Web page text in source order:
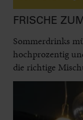
FRISCHE
Sommerdrinks
hochprozentig
die richtige